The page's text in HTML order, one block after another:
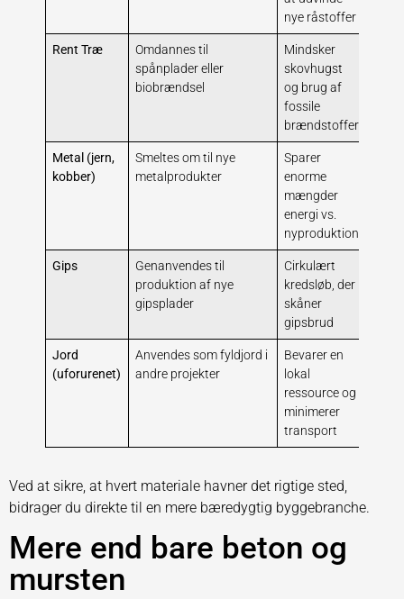
nye råstoffer
Rent Træ
Omdannes til
spånplader eller
biobrændsel
Mindsker
skovhugst
og brug af
fossile
brændstoffer
Metal (jern,
kobber)
Smeltes om til nye
metalprodukter
Sparer
enorme
mængder
energi vs.
nyproduktion
Gips
Genanvendes til
produktion af nye
gipsplader
Cirkulært
kredsløb, der
skåner
gipsbrud
Jord
(uforurenet)
Anvendes som fyldjord i
andre projekter
Bevarer en
lokal
ressource og
minimerer
transport
Ved at sikre, at hvert materiale havner det rigtige sted,
bidrager du direkte til en mere bæredygtig byggebranche.
Mere end bare beton og
mursten